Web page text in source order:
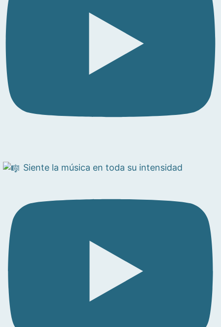
Siente la música en toda su intensidad